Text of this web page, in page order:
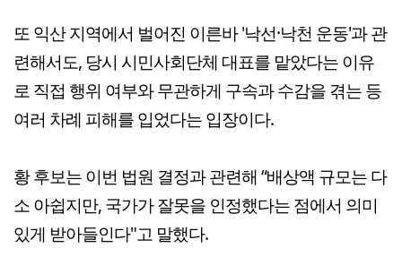
또 익산 지역에서 벌어진 이른바 '낙선·낙천 운동'과 관
련해서도, 당시 시민사회단체 대표를 맡았다는 이유
로 직접 행위 여부와 무관하게 구속과 수감을 겪는 등
여러 차례 피해를 입었다는 입장이다.
황 후보는 이번 법원 결정과 관련해 “배상액 규모는 다
소 아쉽지만, 국가가 잘못을 인정했다는 점에서 의미
있게 받아들인다"고 말했다.